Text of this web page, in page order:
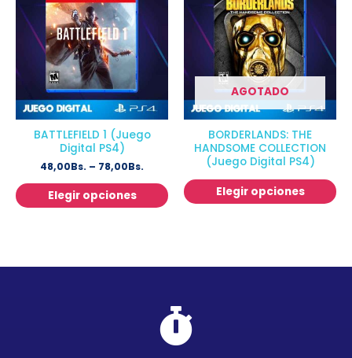
BATTLEFIELD 1 (Juego
Digital PS4)
48,00Bs. – 78,00Bs.
Elegir opciones
AGOTADO
BORDERLANDS: THE
HANDSOME COLLECTION
(Juego Digital PS4)
Elegir opciones